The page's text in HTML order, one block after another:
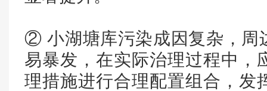
② 小湖塘库污染成因复杂，周
易暴发，在实际治理过程中，
理措施进行合理配置组合，发